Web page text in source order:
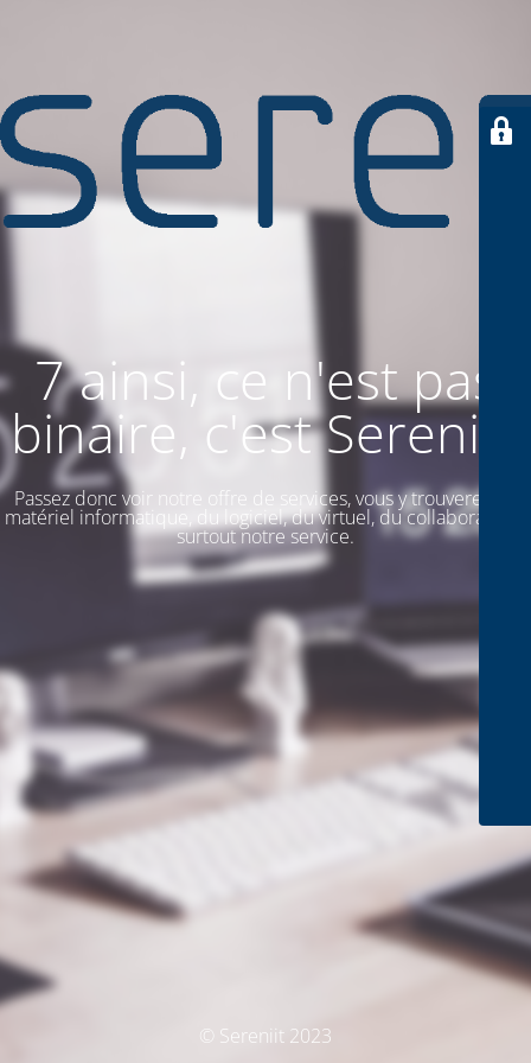
7 ainsi, ce n'est pas
binaire, c'est SereniiT
Passez donc voir notre offre de services, vous y trouverez du
matériel informatique, du logiciel, du virtuel, du collaboratif. Et
surtout notre service.
© Sereniit 2023